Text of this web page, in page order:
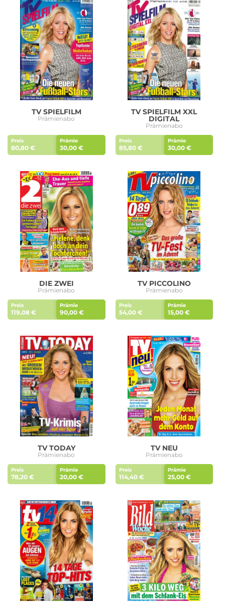
TV SPIELFILM
Prämienabo
Preis
80,80 €
Prämie
30,00 €
TV SPIELFILM XXL
DIGITAL
Prämienabo
Preis
85,80 €
Prämie
30,00 €
DIE ZWEI
Prämienabo
Preis
119,08 €
Prämie
90,00 €
TV PICCOLINO
Prämienabo
Preis
54,00 €
Prämie
15,00 €
TV TODAY
Prämienabo
Preis
78,20 €
Prämie
20,00 €
TV NEU
Prämienabo
Preis
114,40 €
Prämie
25,00 €